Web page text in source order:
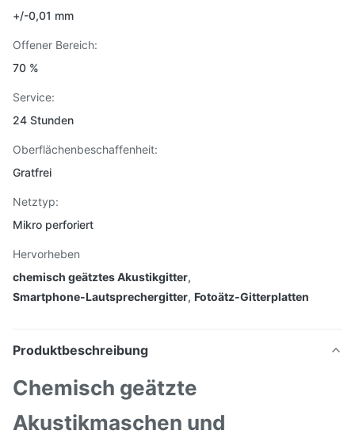
+/-0,01 mm
Offener Bereich:
70 %
Service:
24 Stunden
Oberflächenbeschaffenheit:
Gratfrei
Netztyp:
Mikro perforiert
Hervorheben
chemisch geätztes Akustikgitter,
Smartphone-Lautsprechergitter, Fotoätz-Gitterplatten
Produktbeschreibung
Chemisch geätzte
Akustikmaschen und